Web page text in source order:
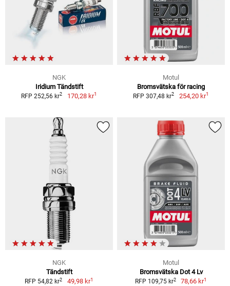
NGK
Iridium Tändstift
RFP 252,56 kr2 170,28 kr1
Motul
Bromsvätska för racing
RFP 307,48 kr2 254,20 kr1
NGK
Tändstift
RFP 54,82 kr2 49,98 kr1
Motul
Bromsvätska Dot 4 Lv
RFP 109,75 kr2 78,66 kr1